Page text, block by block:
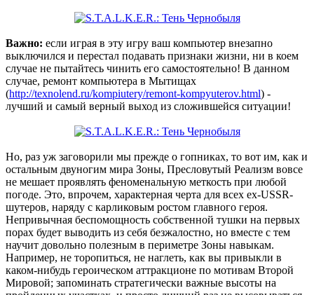
Важно: если играя в эту игру ваш компьютер внезапно
выключился и перестал подавать признаки жизни, ни в коем
случае не пытайтесь чинить его самостоятельно! В данном
случае, ремонт компьютера в Мытищах
(http://texnolend.ru/kompiutery/remont-kompyuterov.html) -
лучший и самый верный выход из сложившейся ситуации!
Но, раз уж заговорили мы прежде о гопниках, то вот им, как и
остальным двуногим мира Зоны, Пресловутый Реализм вовсе
не мешает проявлять феноменальную меткость при любой
погоде. Это, впрочем, характерная черта для всех ex-USSR-
шутеров, наряду с карликовым ростом главного героя.
Непривычная беспомощность собственной тушки на первых
порах будет выводить из себя безжалостно, но вместе с тем
научит довольно полезным в периметре Зоны навыкам.
Например, не торопиться, не наглеть, как вы привыкли в
каком-нибудь героическом аттракционе по мотивам Второй
Мировой; запоминать стратегически важные высоты на